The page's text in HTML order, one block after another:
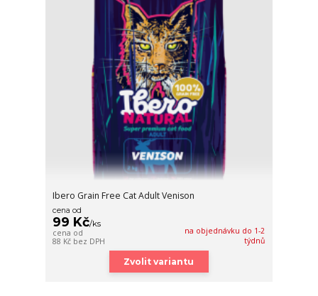
Ibero Grain Free Cat Adult Venison
cena od
99 Kč/ks
cena od
88 Kč bez DPH
na objednávku do 1-2
týdnů
Zvolit variantu